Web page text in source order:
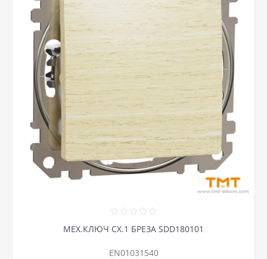
МЕХ.КЛЮЧ СХ.1 БРЕЗА SDD180101
EN01031540